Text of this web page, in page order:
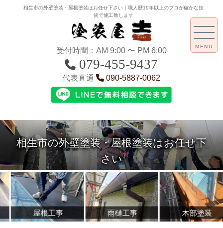
相生市の外壁塗装・屋根塗装はお任せ下さい｜職人歴19年以上のプロが確かな技
術で施工致します
受付時間：AM 9:00 〜 PM 6:00
079-455-9437
代表直通 090-5887-0062
相生市の外壁塗装・屋根塗装はお任せ下
さい
MENU
雨樋工事 木部塗装 内装